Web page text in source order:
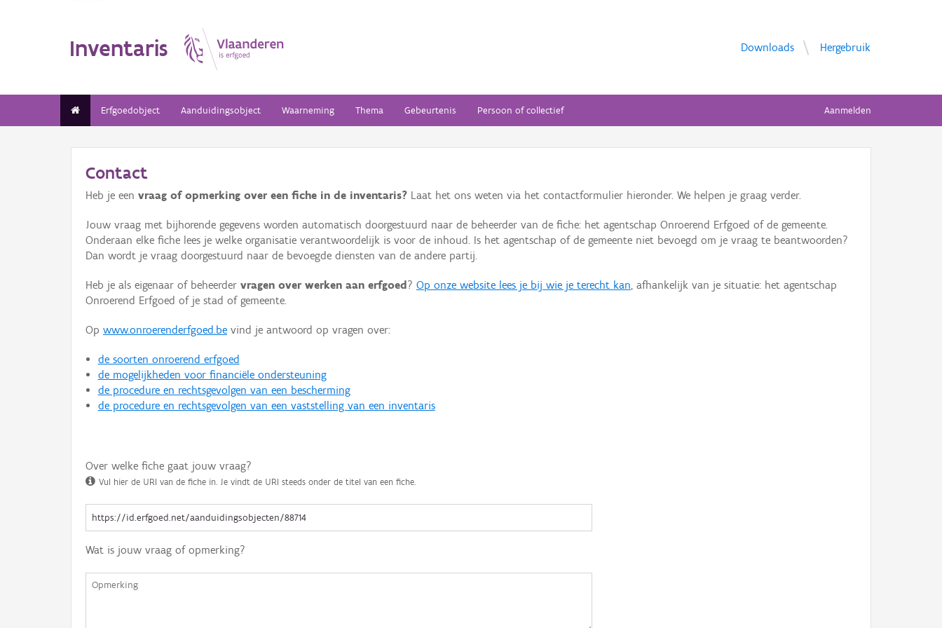
Inventaris Downloads Hergebruik
Erfgoedobject Aanduidingsobject Waarneming Thema Gebeurtenis Persoon of collectief Aanmelden
Contact
Heb je een vraag of opmerking over een fiche in de inventaris? Laat het ons weten via het contactformulier hieronder. We helpen je graag verder.
Jouw vraag met bijhorende gegevens worden automatisch doorgestuurd naar de beheerder van de fiche: het agentschap Onroerend Erfgoed of de gemeente.
Onderaan elke fiche lees je welke organisatie verantwoordelijk is voor de inhoud. Is het agentschap of de gemeente niet bevoegd om je vraag te beantwoorden?
Dan wordt je vraag doorgestuurd naar de bevoegde diensten van de andere partij.
Heb je als eigenaar of beheerder vragen over werken aan erfgoed ? Op onze website lees je bij wie je terecht kan, afhankelijk van je situatie: het agentschap
Onroerend Erfgoed of je stad of gemeente.
Op www.onroerenderfgoed.be vind je antwoord op vragen over:
de soorten onroerend erfgoed
de mogelijkheden voor financiële ondersteuning
de procedure en rechtsgevolgen van een bescherming
de procedure en rechtsgevolgen van een vaststelling van een inventaris
Over welke fiche gaat jouw vraag?
Vul hier de URI van de fiche in. Je vindt de URI steeds onder de titel van een fiche.
Wat is jouw vraag of opmerking?